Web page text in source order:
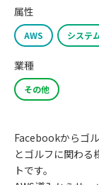
属性
AWS システ
業種
その他
Facebookからゴ
とゴルフに関わる
トです。